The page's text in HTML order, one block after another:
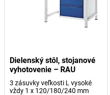
Dielenský stôl, stojanové
vyhotovenie – RAU
3 zásuvky veľkosti L vysoké
vždy 1 x 120/180/240 mm